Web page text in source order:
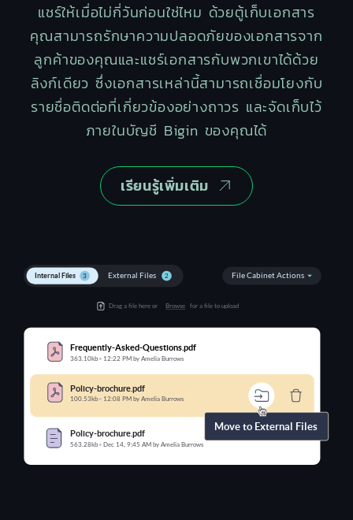
แชร์ให้เมื่อไม่กี่วันก่อนใช่ไหม ด้วยตู้เก็บเอกสาร
คุณสามารถรักษาความปลอดภัยของเอกสารจาก
ลูกค้าของคุณและแชร์เอกสารกับพวกเขาได้ด้วย
ลิงก์เดียว ซึ่งเอกสารเหล่านี้สามารถเชื่อมโยงกับ
รายชื่อติดต่อที่เกี่ยวข้องอย่างถาวร และจัดเก็บไว้
ภายในบัญชี Bigin ของคุณได้
เรียนรู้เพิ่มเติม